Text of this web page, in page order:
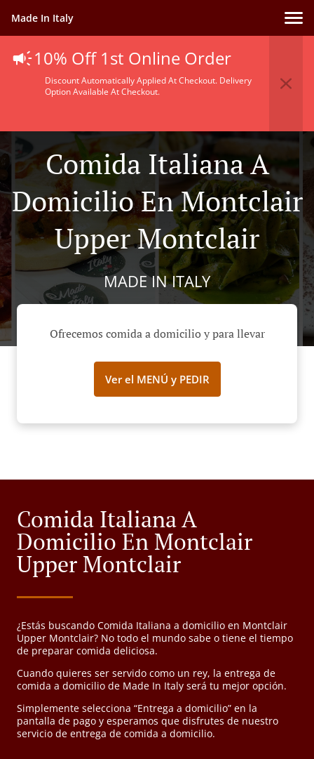
Made In Italy
10% Off 1st Online Order
Discount Automatically Applied At Checkout. Delivery
Option Available At Checkout.
Comida Italiana A
Domicilio En Montclair
Upper Montclair
MADE IN ITALY
Ofrecemos comida a domicilio y para llevar
Ver el MENÚ y PEDIR
Comida Italiana A
Domicilio En Montclair
Upper Montclair
¿Estás buscando Comida Italiana a domicilio en Montclair
Upper Montclair? No todo el mundo sabe o tiene el tiempo
de preparar comida deliciosa.
Cuando quieres ser servido como un rey, la entrega de
comida a domicilio de Made In Italy será tu mejor opción.
Simplemente selecciona “Entrega a domicilio” en la
pantalla de pago y esperamos que disfrutes de nuestro
servicio de entrega de comida a domicilio.